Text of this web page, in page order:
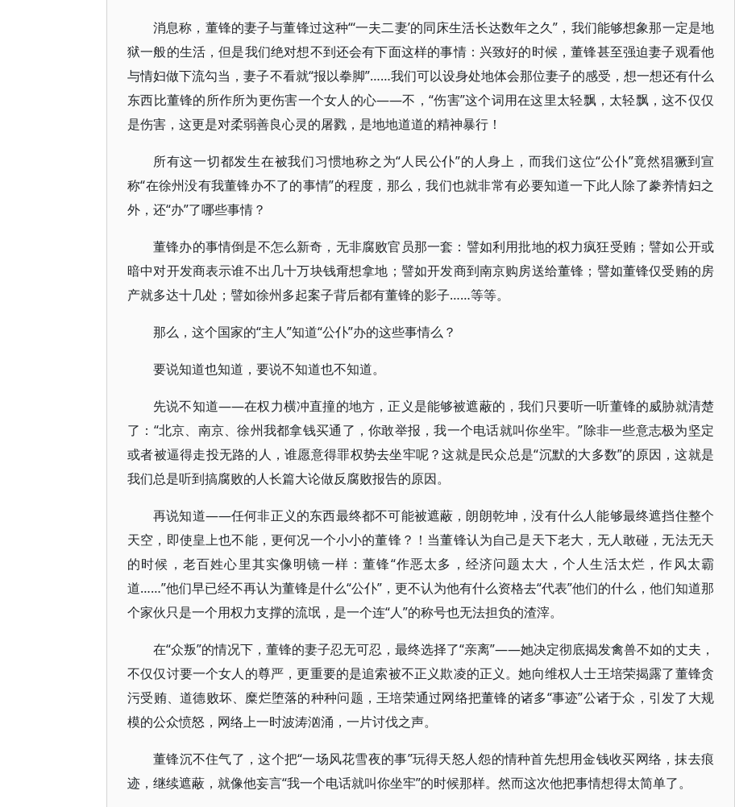
消息称，董锋的妻子与董锋过这种“‘一夫二妻’的同床生活长达数年之久”，我们能够想象那一定是地
狱一般的生活，但是我们绝对想不到还会有下面这样的事情：兴致好的时候，董锋甚至强迫妻子观看他
与情妇做下流勾当，妻子不看就“报以拳脚”……我们可以设身处地体会那位妻子的感受，想一想还有什么
东西比董锋的所作所为更伤害一个女人的心——不，“伤害”这个词用在这里太轻飘，太轻飘，这不仅仅
是伤害，这更是对柔弱善良心灵的屠戮，是地地道道的精神暴行！
所有这一切都发生在被我们习惯地称之为“人民公仆”的人身上，而我们这位“公仆”竟然猖獗到宣
称“在徐州没有我董锋办不了的事情”的程度，那么，我们也就非常有必要知道一下此人除了豢养情妇之
外，还“办”了哪些事情？
董锋办的事情倒是不怎么新奇，无非腐败官员那一套：譬如利用批地的权力疯狂受贿；譬如公开或
暗中对开发商表示谁不出几十万块钱甭想拿地；譬如开发商到南京购房送给董锋；譬如董锋仅受贿的房
产就多达十几处；譬如徐州多起案子背后都有董锋的影子……等等。
那么，这个国家的“主人”知道“公仆”办的这些事情么？
要说知道也知道，要说不知道也不知道。
先说不知道——在权力横冲直撞的地方，正义是能够被遮蔽的，我们只要听一听董锋的威胁就清楚
了：“北京、南京、徐州我都拿钱买通了，你敢举报，我一个电话就叫你坐牢。”除非一些意志极为坚定
或者被逼得走投无路的人，谁愿意得罪权势去坐牢呢？这就是民众总是“沉默的大多数”的原因，这就是
我们总是听到搞腐败的人长篇大论做反腐败报告的原因。
再说知道——任何非正义的东西最终都不可能被遮蔽，朗朗乾坤，没有什么人能够最终遮挡住整个
天空，即使皇上也不能，更何况一个小小的董锋？！当董锋认为自己是天下老大，无人敢碰，无法无天
的时候，老百姓心里其实像明镜一样：董锋“作恶太多，经济问题太大，个人生活太烂，作风太霸
道……”他们早已经不再认为董锋是什么“公仆”，更不认为他有什么资格去“代表”他们的什么，他们知道那
个家伙只是一个用权力支撑的流氓，是一个连“人”的称号也无法担负的渣滓。
在“众叛”的情况下，董锋的妻子忍无可忍，最终选择了“亲离”——她决定彻底揭发禽兽不如的丈夫，
不仅仅讨要一个女人的尊严，更重要的是追索被不正义欺凌的正义。她向维权人士王培荣揭露了董锋贪
污受贿、道德败坏、糜烂堕落的种种问题，王培荣通过网络把董锋的诸多“事迹”公诸于众，引发了大规
模的公众愤怒，网络上一时波涛汹涌，一片讨伐之声。
董锋沉不住气了，这个把“一场风花雪夜的事”玩得天怒人怨的情种首先想用金钱收买网络，抹去痕
迹，继续遮蔽，就像他妄言“我一个电话就叫你坐牢”的时候那样。然而这次他把事情想得太简单了。